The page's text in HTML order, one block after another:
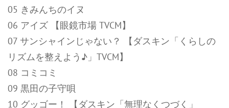
05 きみんちのイヌ
06 アイズ 【眼鏡市場 TVCM】
07 サンシャインじゃない？ 【ダスキン「くらしの
リズムを整えよう♪」TVCM】
08 コミコミ
09 黒田の子守唄
10 グッゴー！ 【ダスキン「無理なくつづく」